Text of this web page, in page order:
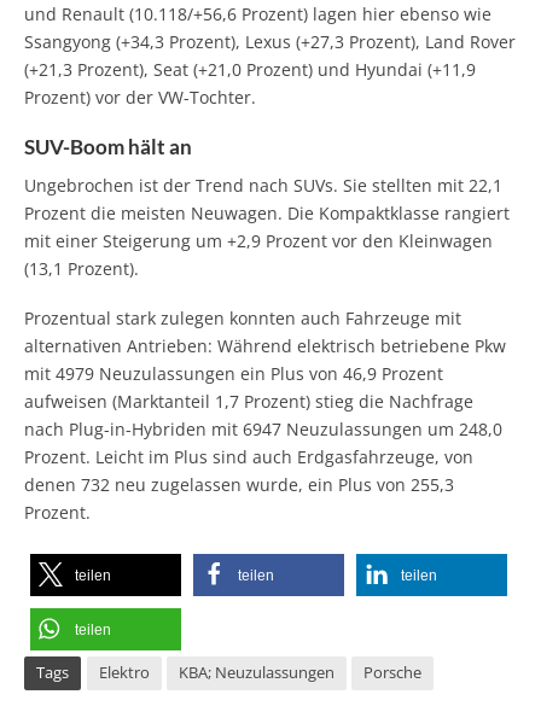
und Renault (10.118/+56,6 Prozent) lagen hier ebenso wie
Ssangyong (+34,3 Prozent), Lexus (+27,3 Prozent), Land Rover
(+21,3 Prozent), Seat (+21,0 Prozent) und Hyundai (+11,9
Prozent) vor der VW-Tochter.
SUV-Boom hält an
Ungebrochen ist der Trend nach SUVs. Sie stellten mit 22,1
Prozent die meisten Neuwagen. Die Kompaktklasse rangiert
mit einer Steigerung um +2,9 Prozent vor den Kleinwagen
(13,1 Prozent).
Prozentual stark zulegen konnten auch Fahrzeuge mit
alternativen Antrieben: Während elektrisch betriebene Pkw
mit 4979 Neuzulassungen ein Plus von 46,9 Prozent
aufweisen (Marktanteil 1,7 Prozent) stieg die Nachfrage
nach Plug-in-Hybriden mit 6947 Neuzulassungen um 248,0
Prozent. Leicht im Plus sind auch Erdgasfahrzeuge, von
denen 732 neu zugelassen wurde, ein Plus von 255,3
Prozent.
teilen teilen teilen
teilen
Tags Elektro KBA; Neuzulassungen Porsche